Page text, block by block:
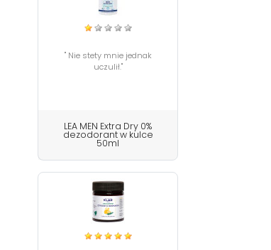
" Nie stety mnie jednak
uczulił."
LEA MEN Extra Dry 0%
dezodorant w kulce
50ml